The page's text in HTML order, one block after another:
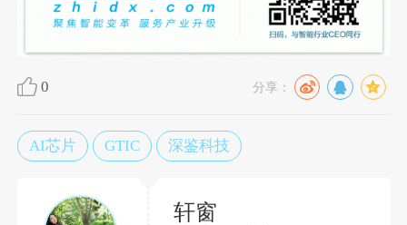
0 分享：
AI芯片 GTIC 深鉴科技
轩窗